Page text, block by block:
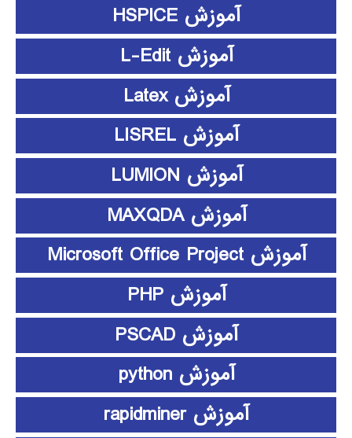
آموزش HSPICE
آموزش L-Edit
آموزش Latex
آموزش LISREL
آموزش LUMION
آموزش MAXQDA
آموزش Microsoft Office Project
آموزش PHP
آموزش PSCAD
آموزش python
آموزش rapidminer